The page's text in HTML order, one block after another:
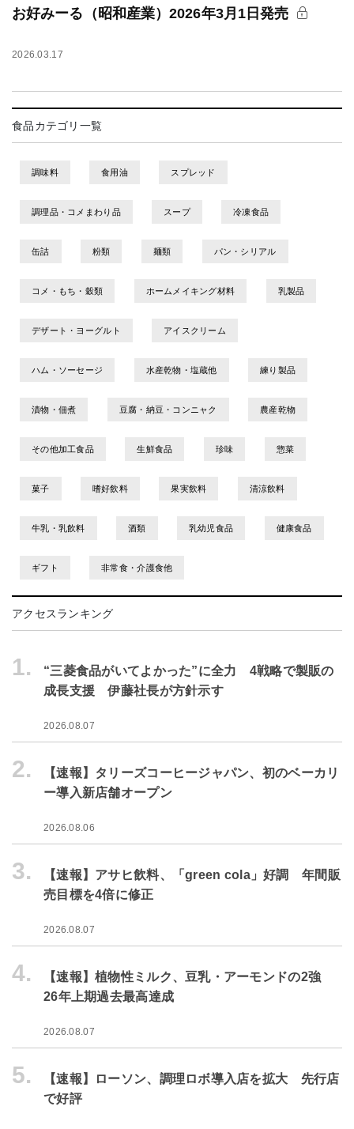
お好みーる（昭和産業）2026年3月1日発売
2026.03.17
食品カテゴリ一覧
調味料 食用油 スプレッド
調理品・コメまわり品 スープ 冷凍食品
缶詰 粉類 麺類 パン・シリアル
コメ・もち・穀類 ホームメイキング材料 乳製品
デザート・ヨーグルト アイスクリーム
ハム・ソーセージ 水産乾物・塩蔵他 練り製品
漬物・佃煮 豆腐・納豆・コンニャク 農産乾物
その他加工食品 生鮮食品 珍味 惣菜
菓子 嗜好飲料 果実飲料 清涼飲料
牛乳・乳飲料 酒類 乳幼児食品 健康食品
ギフト 非常食・介護食他
アクセスランキング
1.
“三菱食品がいてよかった”に全力 4戦略で製販の
成長支援 伊藤社長が方針示す
2026.08.07
2.
【速報】タリーズコーヒージャパン、初のベーカリ
ー導入新店舗オープン
2026.08.06
3.
【速報】アサヒ飲料、「green cola」好調 年間販
売目標を4倍に修正
2026.08.07
4.
【速報】植物性ミルク、豆乳・アーモンドの2強
26年上期過去最高達成
2026.08.07
5.
【速報】ローソン、調理ロボ導入店を拡大 先行店
で好評